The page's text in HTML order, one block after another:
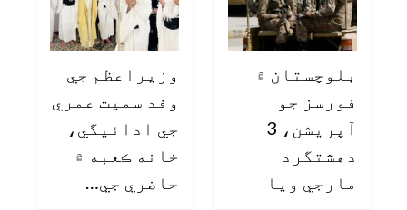
بلوچستان ۾
فورسز جو
آپريشن، 3
دهشتگرد
مارجي ويا
وزيراعظم جي
وفد سميت عمري
جي ادائيگي،
خانه ڪعبه ۾
حاضري جي…